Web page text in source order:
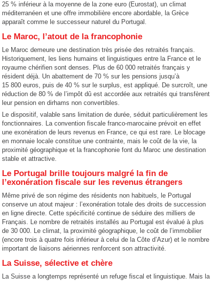
25 % inférieur à la moyenne de la zone euro (Eurostat), un climat
méditerranéen et une offre immobilière encore abordable, la Grèce
apparaît comme le successeur naturel du Portugal.
Le Maroc, l’atout de la francophonie
Le Maroc demeure une destination très prisée des retraités français.
Historiquement, les liens humains et linguistiques entre la France et le
royaume chérifien sont denses. Plus de 60 000 retraités français y
résident déjà. Un abattement de 70 % sur les pensions jusqu’à
15 800 euros, puis de 40 % sur le surplus, est appliqué. De surcroît, une
réduction de 80 % de l’impôt dû est accordée aux retraités qui transfèrent
leur pension en dirhams non convertibles.
Le dispositif, valable sans limitation de durée, séduit particulièrement les
fonctionnaires. La convention fiscale franco-marocaine prévoit en effet
une exonération de leurs revenus en France, ce qui est rare. Le blocage
en monnaie locale constitue une contrainte, mais le coût de la vie, la
proximité géographique et la francophonie font du Maroc une destination
stable et attractive.
Le Portugal brille toujours malgré la fin de
l’exonération fiscale sur les revenus étrangers
Même privé de son régime des résidents non habituels, le Portugal
conserve un atout majeur : l’exonération totale des droits de succession
en ligne directe. Cette spécificité continue de séduire des milliers de
Français. Le nombre de retraités installés au Portugal est évalué à plus
de 30 000. Le climat, la proximité géographique, le coût de l’immobilier
(encore trois à quatre fois inférieur à celui de la Côte d’Azur) et le nombre
important de liaisons aériennes renforcent son attractivité.
La Suisse, sélective et chère
La Suisse a longtemps représenté un refuge fiscal et linguistique. Mais la